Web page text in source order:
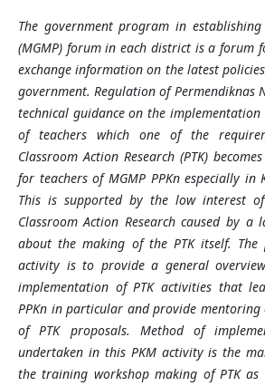
The government program in establishing
(MGMP) forum in each district is a forum
exchange information on the latest
government. Regulation of Permendiknas
technical guidance on the
of teachers which one of the
Classroom Action Research (PTK)
for teachers of MGMP PPKn especially in
This is supported by the low interest
Classroom Action Research caused by a
about the making of the PTK itself. The
activity is to provide a general
implementation of PTK activities that
PPKn in particular and provide mentoring
of PTK proposals. Method of
undertaken in this PKM activity is the
the training workshop making of PTK